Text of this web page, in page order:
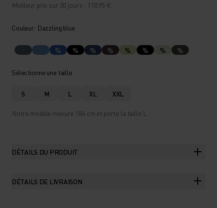
Meilleur prix sur 30 jours : 118,95 €
Couleur: Dazzling blue
% % % % % % % %
Sélectionne une taille
S M L XL XXL
Notre modèle mesure 184 cm et porte la taille L.
DÉTAILS DU PRODUIT
DÉTAILS DE LIVRAISON